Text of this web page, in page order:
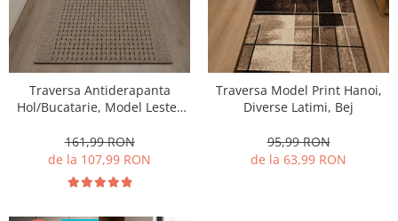
Traversa Antiderapanta
Hol/Bucatarie, Model Lester
161,99 RON
de la 107,99 RON
Traversa Model Print Hanoi,
Diverse Latimi, Bej
95,99 RON
de la 63,99 RON